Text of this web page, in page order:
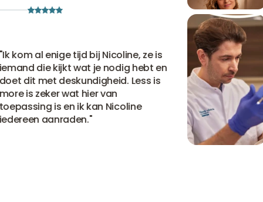
al enige tijd bij Nicoline, ze is
die kijkt wat je nodig hebt en
dit met deskundigheid. Less is
is zeker wat hier van
is en ik kan Nicoline
aanraden."